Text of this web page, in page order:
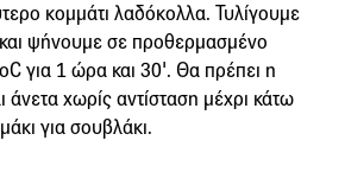
κομμάτι λαδόκολλα. Τυλίγουμε
ψήνουμε σε προθερμασμένο
για 1 ώρα και 30'. Θα πρέπει η
άνετα χωρίς αντίσταση μέχρι κάτω
για σουβλάκι.